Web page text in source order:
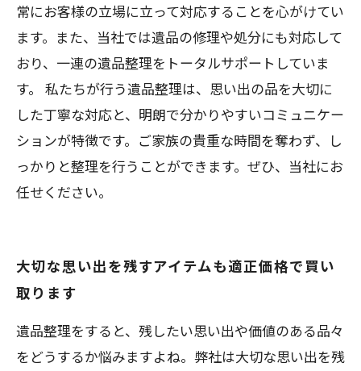
常にお客様の立場に立って対応することを心がけてい
ます。また、当社では遺品の修理や処分にも対応して
おり、一連の遺品整理をトータルサポートしていま
す。 私たちが行う遺品整理は、思い出の品を大切に
した丁寧な対応と、明朗で分かりやすいコミュニケー
ションが特徴です。ご家族の貴重な時間を奪わず、し
っかりと整理を行うことができます。ぜひ、当社にお
任せください。
大切な思い出を残すアイテムも適正価格で買い
取ります
遺品整理をすると、残したい思い出や価値のある品々
をどうするか悩みますよね。弊社は大切な思い出を残